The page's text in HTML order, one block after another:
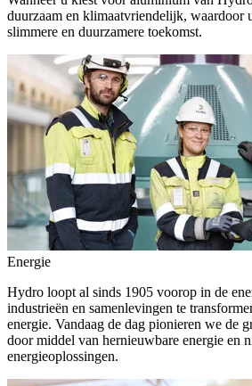
duurzaam en klimaatvriendelijk, waardoor
slimmere en duurzamere toekomst.
Energie
Hydro loopt al sinds 1905 voorop in de
industrieën en samenlevingen te
energie. Vandaag de dag pionieren we de
door middel van hernieuwbare energie en
energieoplossingen.